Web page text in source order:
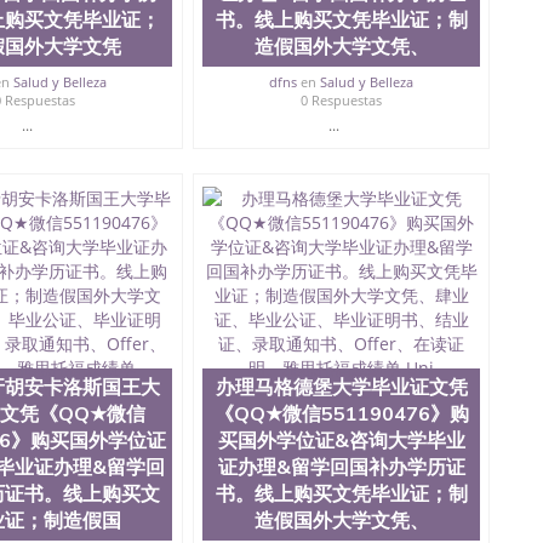
买文凭毕业证；
外大学文凭
Salud y Belleza
Respuestas
...
书。线上购买文凭毕业证；制
造假国外大学文凭、
dfns enSalud y Belleza
0 Respuestas
...
安卡洛斯国王大
凭《QQ★微信
购买国外学位证
业证办理&留学回
书。线上购买文
；制造假国
办理马格德堡大学毕业证文凭
《QQ★微信551190476》购
买国外学位证&咨询大学毕业
证办理&留学回国补办学历证
书。线上购买文凭毕业证；制
造假国外大学文凭、